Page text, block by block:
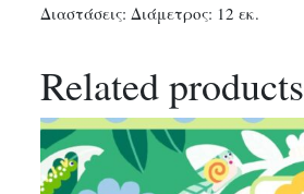
Διαστάσεις: Διάμετρος: 12 εκ.
Related products